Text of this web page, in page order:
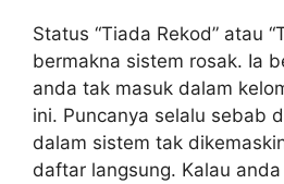
Status “Tiada Rekod” atau
bermakna sistem rosak. Ia
anda tak masuk dalam
ini. Puncanya selalu sebab
dalam sistem tak
daftar langsung. Kalau